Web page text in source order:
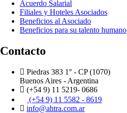
Acuerdo Salarial
Filiales y Hoteles Asociados
Beneficios al Asociado
Beneficios para su talento humano
Contacto
Piedras 383 1° - CP (1070)
Buenos Aires - Argentina
(+54 9) 11 5219- 0686
(+54 9) 11 5582 - 8619
info@ahtra.com.ar